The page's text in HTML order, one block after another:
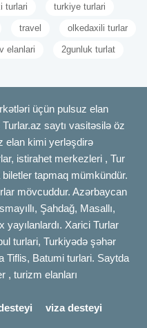
turlari turkiye turlari
travel olkedaxili turlar
elanlari 2gunluk turlat
üçün pulsuz elan
saytı vasitəsilə öz
elan kimi yerləşdirə
istirahet merkezleri , Tur
tapmaq mümkündür.
mövcuddur. Azərbaycan
Şahdağ, Masallı,
yayılanlardı. Xarici Turlar
turlari, Turkiyədə şəhər
Tiflis, Batumi turlari. Saytda
, turizm elanları
viza desteyi